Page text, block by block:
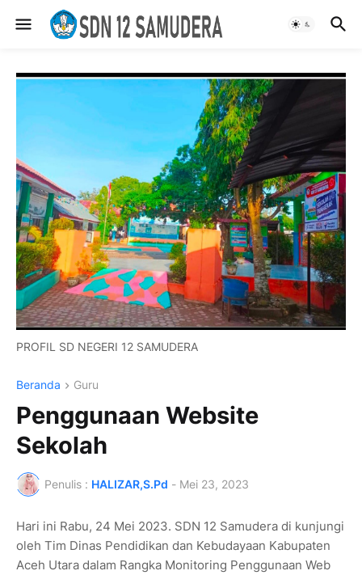
PROFIL SD NEGERI 12 SAMUDERA
Beranda Guru
Penggunaan Website
Sekolah
Penulis : HALIZAR,S.Pd - Mei 23, 2023
Hari ini Rabu, 24 Mei 2023. SDN 12 Samudera di kunjungi
oleh Tim Dinas Pendidikan dan Kebudayaan Kabupaten
Aceh Utara dalam Rangka Monitoring Penggunaan Web